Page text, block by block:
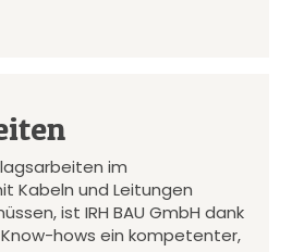
im
Kabeln und Leitungen
ist IRH BAU GmbH dank
hows ein kompetenter,